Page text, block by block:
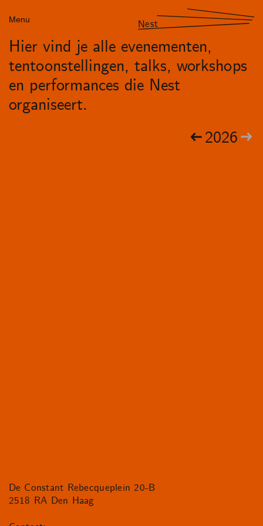
Menu Nest
Hier vind je alle evenementen,
tentoonstellingen, talks, workshops
en performances die Nest
organiseert.
2026
De Constant Rebecqueplein 20-B
2518 RA Den Haag